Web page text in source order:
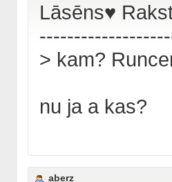
Lāsēns♥
> kam?
nu ja a kas?
aberz